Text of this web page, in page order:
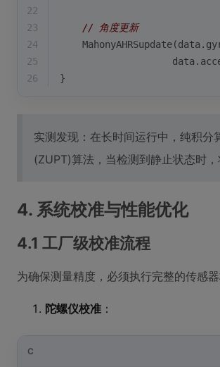
22
23
// 角度更新
24
25
26
}
实测发现：在长时间运行中，纯积
(ZUPT)算法，当检测到静止状态时
4. 系统校准与性能优化
4.1 工厂级校准流程
为确保测量精度，必须执行完整的传感器
陀螺仪校准 ：
C